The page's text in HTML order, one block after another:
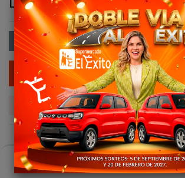
Casa Buscar Carro
L 366.00
Agregar al Carrito
Agregar a la lista de Deseos
Compartir este Producto: